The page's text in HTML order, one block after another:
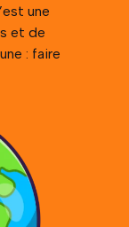
une
et de
: faire